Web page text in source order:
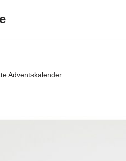
Adventskalender